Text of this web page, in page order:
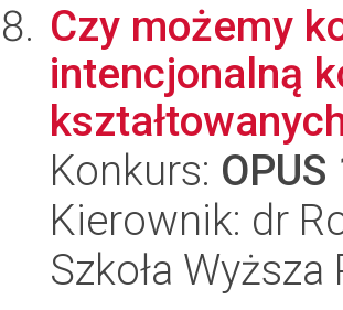
Czy możemy
intencjonalną
Konkurs: OPUS
Kierownik: dr
Szkoła